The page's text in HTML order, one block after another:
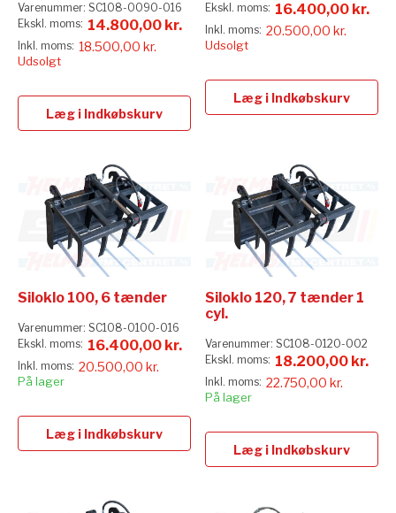
18.500,00 kr.
14.800,00 kr.
Varenummer: SC108-0090-016
Udsolgt
Læg i Indkøbskurv
20.500,00 kr.
16.400,00 kr.
Udsolgt
Læg i Indkøbskurv
20.500,00 kr.
16.400,00 kr.
Siloklo 100, 6 tænder
Varenummer: SC108-0100-016
På lager
Læg i Indkøbskurv
22.750,00 kr.
18.200,00 kr.
Siloklo 120, 7 tænder 1
cyl.
Varenummer: SC108-0120-002
På lager
Læg i Indkøbskurv